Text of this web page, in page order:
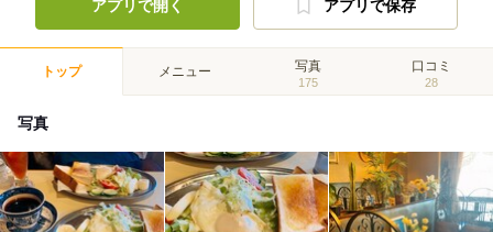
アプリで開く アプリで保存
トップ メニュー 写真
175
口コミ
28
写真